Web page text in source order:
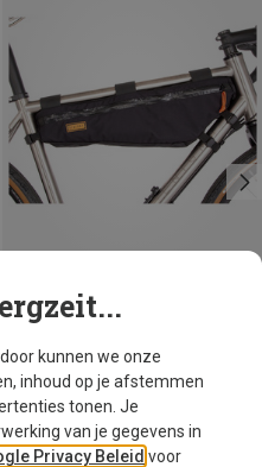
Je bespaart 11%
kunnen we onze
inhoud op je afstemmen
tonen. Je
van je gegevens in
Privacy Beleid voor